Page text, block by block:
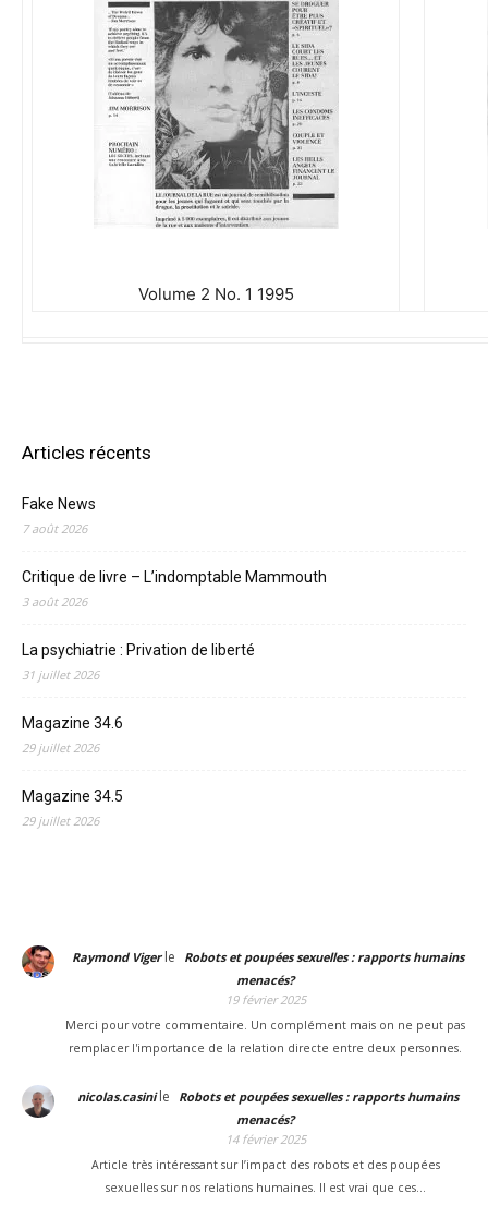
Volume 2 No. 1 1995
Articles récents
Fake News
7 août 2026
Critique de livre – L’indomptable Mammouth
3 août 2026
La psychiatrie : Privation de liberté
31 juillet 2026
Magazine 34.6
29 juillet 2026
Magazine 34.5
29 juillet 2026
Raymond Vigerle
Robots et poupées sexuelles : rapports humains
menacés?
19 février 2025
Merci pour votre commentaire. Un complément mais on ne peut pas
remplacer l'importance de la relation directe entre deux personnes.
nicolas.casinile
Robots et poupées sexuelles : rapports humains
menacés?
14 février 2025
Article très intéressant sur l’impact des robots et des poupées
sexuelles sur nos relations humaines. Il est vrai que ces…